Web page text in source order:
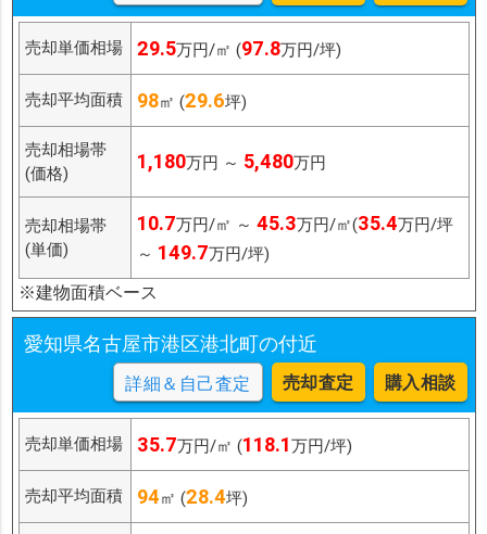
売却単価相場 29.5万円/㎡ (97.8万円/坪)
売却平均面積 98㎡ (29.6坪)
売却相場帯
(価格)
1,180万円 ～ 5,480万円
売却相場帯
(単価)
10.7万円/㎡ ～ 45.3万円/㎡(35.4万円/坪
～ 149.7万円/坪)
※建物面積ベース
愛知県名古屋市港区港北町の付近
詳細＆自己査定 売却査定 購入相談
売却単価相場 35.7万円/㎡ (118.1万円/坪)
売却平均面積 94㎡ (28.4坪)